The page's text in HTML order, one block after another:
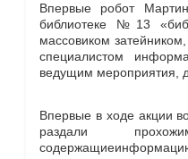
Впервые робот
библиотеке №13
массовиком
специалистом
ведущим мероприятия,
Впервые в ходе акции
раздали